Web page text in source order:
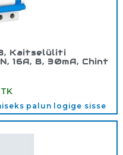
Kaitselüliti
16A, B, 30mA, Chint
TK
palun logige sisse